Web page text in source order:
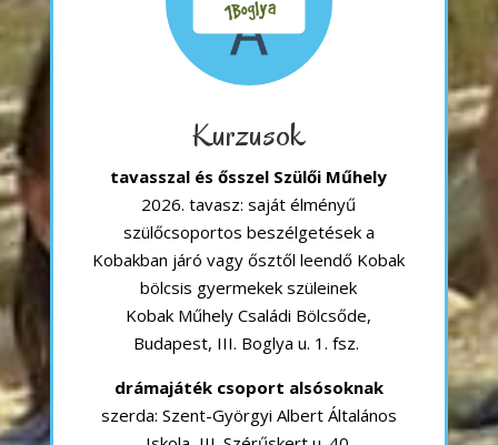
Kurzusok
tavasszal és ősszel Szülői Műhely
2026. tavasz: saját élményű
szülőcsoportos beszélgetések a
Kobakban járó vagy ősztől leendő Kobak
bölcsis gyermekek szüleinek
Kobak Műhely Családi Bölcsőde,
Budapest, III. Boglya u. 1. fsz.
drámajáték csoport alsósoknak
szerda: Szent-Györgyi Albert Általános